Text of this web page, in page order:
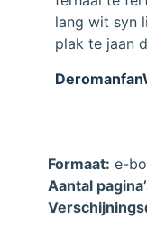
lang wit syn
plak te jaan
Formaat: e-
Aantal